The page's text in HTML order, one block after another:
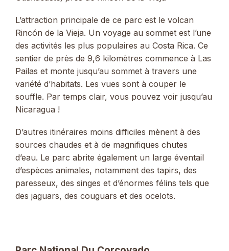
L’attraction principale de ce parc est le volcan
Rincón de la Vieja. Un voyage au sommet est l’une
des activités les plus populaires au Costa Rica. Ce
sentier de près de 9,6 kilomètres commence à Las
Pailas et monte jusqu’au sommet à travers une
variété d’habitats. Les vues sont à couper le
souffle. Par temps clair, vous pouvez voir jusqu’au
Nicaragua !
D’autres itinéraires moins difficiles mènent à des
sources chaudes et à de magnifiques chutes
d’eau. Le parc abrite également un large éventail
d’espèces animales, notamment des tapirs, des
paresseux, des singes et d’énormes félins tels que
des jaguars, des couguars et des ocelots.